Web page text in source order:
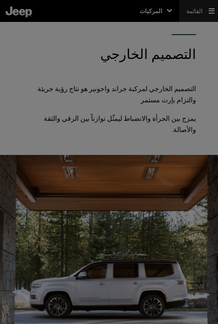
المركبات القائمة
التصميم الخارجي
التصميم الخارجي لمركبة جراند واجونير هو نتاج رؤية جريئة
والتزام بإرث مستمر
يمزج بين الجرأة والانضباط ليمثّل توازناً بين الرقي والثقة
والأصالة.